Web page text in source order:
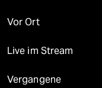
Vor Ort
Live im Stream
Vergangene